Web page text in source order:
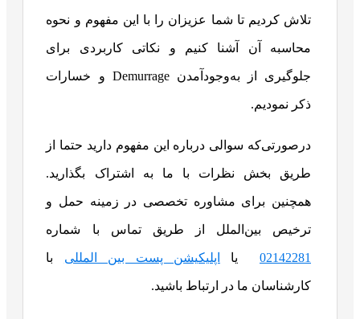
تلاش کردیم تا شما عزیزان را با این مفهوم و نحوه
محاسبه آن آشنا کنیم و نکاتی کاربردی برای
جلوگیری از به‌وجودآمدن Demurrage و خسارات
ذکر نمودیم.
درصورتی‌که سوالی درباره این مفهوم دارید حتما از
طریق بخش نظرات با ما به اشتراک بگذارید.
همچنین برای مشاوره تخصصی در زمینه حمل و
ترخیص بین‌الملل از طریق تماس با شماره
02142281یا اپلیکیشن پست بین المللی با
کارشناسان ما در ارتباط باشید.